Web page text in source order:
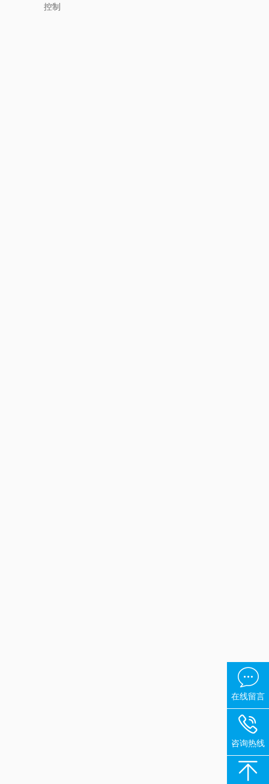
控制

在线留言

咨询热线
